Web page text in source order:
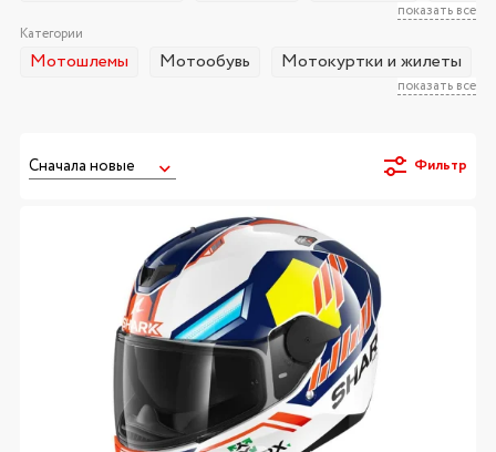
показать все
Категории
показать все
Мотошлемы Мотообувь Мотокуртки и жилеты
Фильтр